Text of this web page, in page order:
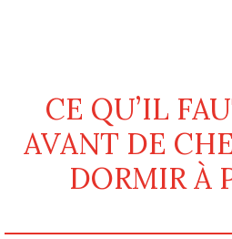
CE QU’IL
AVANT DE
DORMIR À